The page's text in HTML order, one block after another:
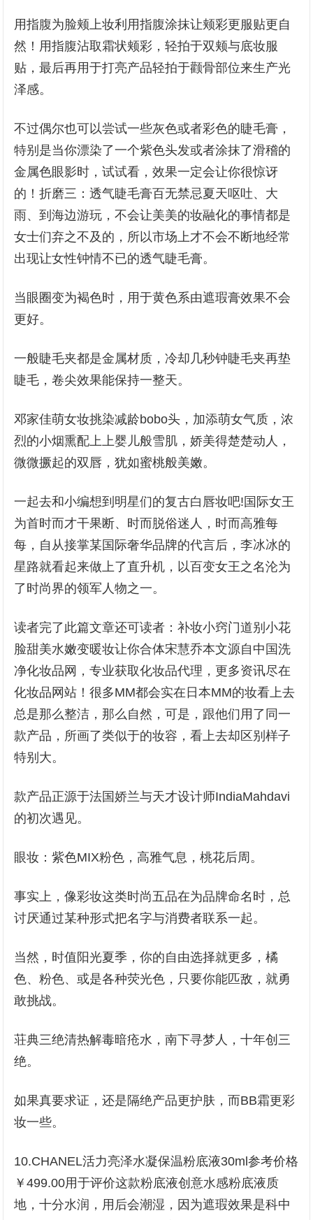
用指腹为脸颊上妆利用指腹涂抹让颊彩更服贴更自
然！用指腹沾取霜状颊彩，轻拍于双颊与底妆服
贴，最后再用于打亮产品轻拍于颧骨部位来生产光
泽感。
不过偶尔也可以尝试一些灰色或者彩色的睫毛膏，
特别是当你漂染了一个紫色头发或者涂抹了滑稽的
金属色眼影时，试试看，效果一定会让你很惊讶
的！折磨三：透气睫毛膏百无禁忌夏天呕吐、大
雨、到海边游玩，不会让美美的妆融化的事情都是
女士们弃之不及的，所以市场上才不会不断地经常
出现让女性钟情不已的透气睫毛膏。
当眼圈变为褐色时，用于黄色系由遮瑕膏效果不会
更好。
一般睫毛夹都是金属材质，冷却几秒钟睫毛夹再垫
睫毛，卷尖效果能保持一整天。
邓家佳萌女妆挑染减龄bobo头，加添萌女气质，浓
烈的小烟熏配上上婴儿般雪肌，娇美得楚楚动人，
微微撅起的双唇，犹如蜜桃般美嫩。
一起去和小编想到明星们的复古白唇妆吧!国际女王
为首时而才干果断、时而脱俗迷人，时而高雅每
每，自从接掌某国际奢华品牌的代言后，李冰冰的
星路就看起来做上了直升机，以百变女王之名沦为
了时尚界的领军人物之一。
读者完了此篇文章还可读者：补妆小窍门道别小花
脸甜美水嫩变暖妆让你合体宋慧乔本文源自中国洗
净化妆品网，专业获取化妆品代理，更多资讯尽在
化妆品网站！很多MM都会实在日本MM的妆看上去
总是那么整洁，那么自然，可是，跟他们用了同一
款产品，所画了类似于的妆容，看上去却区别样子
特别大。
款产品正源于法国娇兰与天才设计师IndiaMahdavi
的初次遇见。
眼妆：紫色MIX粉色，高雅气息，桃花后周。
事实上，像彩妆这类时尚五品在为品牌命名时，总
讨厌通过某种形式把名字与消费者联系一起。
当然，时值阳光夏季，你的自由选择就更多，橘
色、粉色、或是各种荧光色，只要你能匹敌，就勇
敢挑战。
荘典三绝清热解毒暗疮水，南下寻梦人，十年创三
绝。
如果真要求证，还是隔绝产品更护肤，而BB霜更彩
妆一些。
10.CHANEL活力亮泽水凝保温粉底液30ml参考价格
￥499.00用于评价这款粉底液创意水感粉底液质
地，十分水润，用后会潮湿，因为遮瑕效果是科中